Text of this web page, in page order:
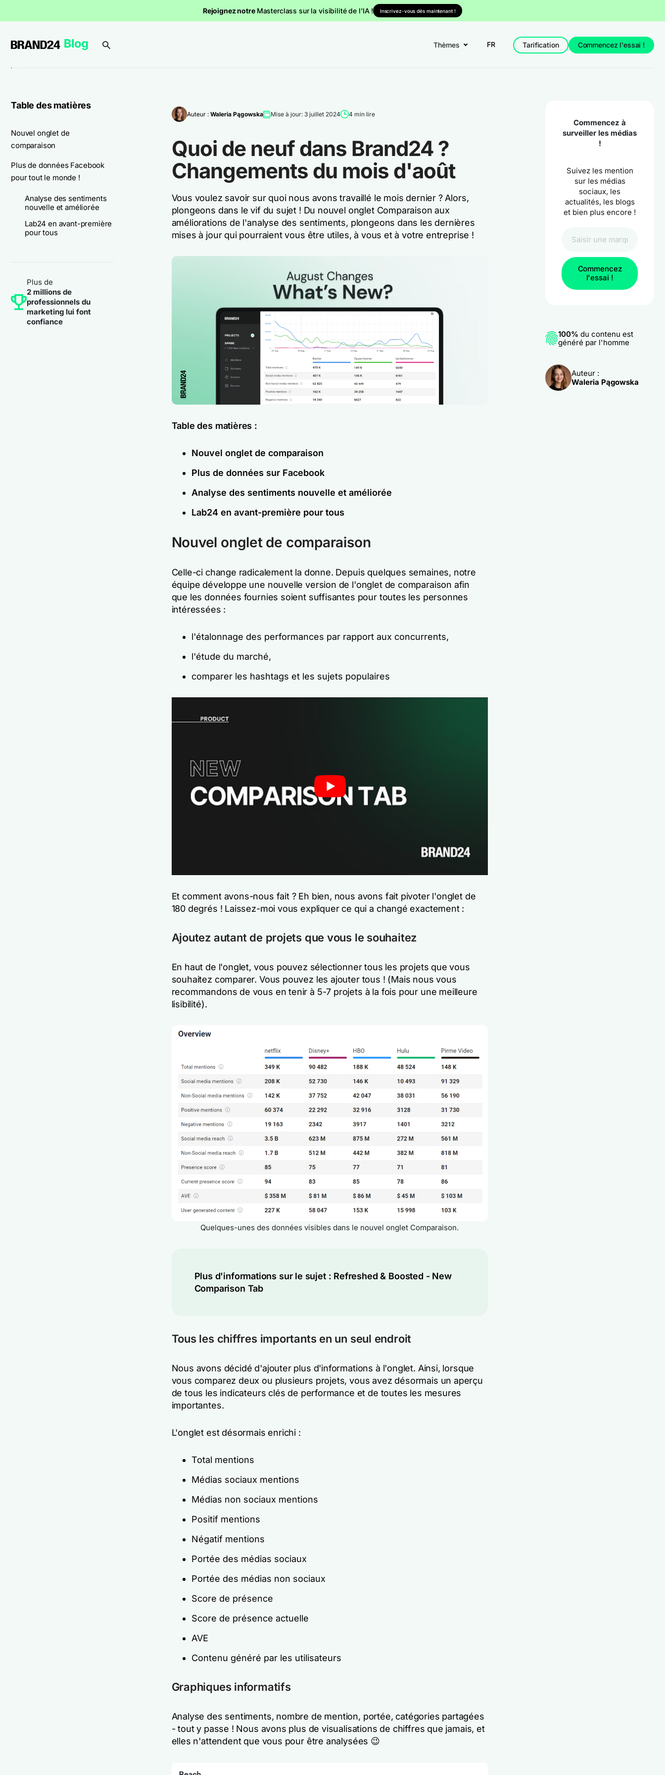
Rejoignez notre Masterclass sur la visibilité de l'IA ! Inscrivez-vous dès maintenant !
Thèmes FR Tarification Commencez l'essai !
Table des matières
Nouvel onglet de
comparaison
Plus de données Facebook
pour tout le monde !
Analyse des sentiments
nouvelle et améliorée
Lab24 en avant-première
pour tous
Plus de
2 millions de
professionnels du
marketing lui font
confiance
Auteur : Waleria Pągowska Mise à jour: 3 juillet 2024 4 min lire
Quoi de neuf dans Brand24 ?
Changements du mois d'août
Vous voulez savoir sur quoi nous avons travaillé le mois dernier ? Alors,
plongeons dans le vif du sujet ! Du nouvel onglet Comparaison aux
améliorations de l'analyse des sentiments, plongeons dans les dernières
mises à jour qui pourraient vous être utiles, à vous et à votre entreprise !
Table des matières :
Nouvel onglet de comparaison
Plus de données sur Facebook
Analyse des sentiments nouvelle et améliorée
Lab24 en avant-première pour tous
Nouvel onglet de comparaison
Celle-ci change radicalement la donne. Depuis quelques semaines, notre
équipe développe une nouvelle version de l'onglet de comparaison afin
que les données fournies soient suffisantes pour toutes les personnes
intéressées :
l'étalonnage des performances par rapport aux concurrents,
l'étude du marché,
comparer les hashtags et les sujets populaires
Et comment avons-nous fait ? Eh bien, nous avons fait pivoter l'onglet de
180 degrés ! Laissez-moi vous expliquer ce qui a changé exactement :
Ajoutez autant de projets que vous le souhaitez
En haut de l'onglet, vous pouvez sélectionner tous les projets que vous
souhaitez comparer. Vous pouvez les ajouter tous ! (Mais nous vous
recommandons de vous en tenir à 5-7 projets à la fois pour une meilleure
lisibilité).
Quelques-unes des données visibles dans le nouvel onglet Comparaison.
Plus d'informations sur le sujet : Refreshed & Boosted - New
Comparison Tab
Tous les chiffres importants en un seul endroit
Nous avons décidé d'ajouter plus d'informations à l'onglet. Ainsi, lorsque
vous comparez deux ou plusieurs projets, vous avez désormais un aperçu
de tous les indicateurs clés de performance et de toutes les mesures
importantes.
L'onglet est désormais enrichi :
Total mentions
Médias sociaux mentions
Médias non sociaux mentions
Positif mentions
Négatif mentions
Portée des médias sociaux
Portée des médias non sociaux
Score de présence
Score de présence actuelle
AVE
Contenu généré par les utilisateurs
Graphiques informatifs
Analyse des sentiments, nombre de mention, portée, catégories partagées
- tout y passe ! Nous avons plus de visualisations de chiffres que jamais, et
elles n'attendent que vous pour être analysées 😉
Commencez à
surveiller les médias
!
Suivez les mention
sur les médias
sociaux, les
actualités, les blogs
et bien plus encore !
Commencez
l'essai !
100% du contenu est
généré par l'homme
Auteur :
Waleria Pągowska